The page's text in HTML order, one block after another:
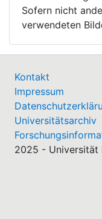
Sofern nicht
verwendeten
Kontakt
Impressum
Universitätsarchiv
2025 - Universität